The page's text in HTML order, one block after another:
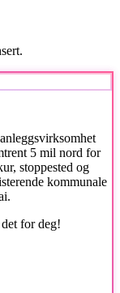
5 mil nord for
stoppested og
kommunale
for deg!